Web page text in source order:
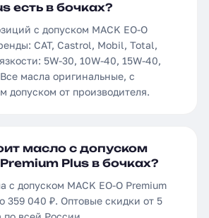
есть в бочках?
с допуском MACK EO-O
CAT, Castrol, Mobil, Total,
5W-30, 10W-40, 15W-40,
масла оригинальные, с
допуском от производителя.
масло с допуском
Premium Plus в бочках?
с допуском MACK EO-O Premium
359 040 ₽. Оптовые скидки от 5